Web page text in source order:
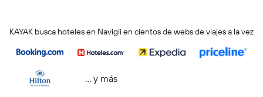
KAYAK busca hoteles en Navigli en cientos de webs de viajes a la vez
… y más